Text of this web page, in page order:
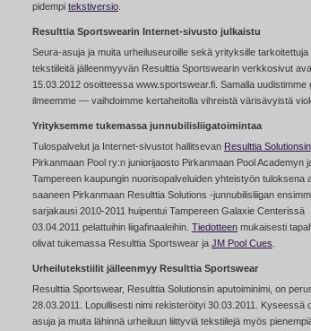
pidempi tekstiversio.
Resulttia Sportswearin Internet-sivusto julkaistu
Seura-asuja ja muita urheiluseuroille sekä yrityksille tarkoitettuja
tekstiileitä jälleenmyyvän Resulttia Sportswearin verkkosivut
15.03.2012 osoitteessa www.sportswear.fi. Samalla uudistimme
ilmeemme — vaihdoimme kertaheitolla vihreistä värisävyistä
Yrityksemme tukemassa junnubilisliigatoimintaa
Tulospalvelut ja Internet-sivustot hallitsevan Resulttia Solutionsin,
Pirkanmaan Pool ry:n juniorijaosto Pirkanmaan Pool Academyn
Tampereen kaupungin nuorisopalveluiden yhteistyön tuloksena
saaneen Pirkanmaan Resulttia Solutions -junnubilisliigan
sarjakausi 2010-2011 huipentui Tampereen Galaxie Centerissä
03.04.2011 pelattuihin liigafinaaleihin. Tiedotteenmukaisesti
olivat tukemassa Resulttia Sportswear ja JM Pool Cues
Urheilutekstiilit jälleenmyy Resulttia Sportswear
Resulttia Sportswear, Resulttia Solutionsin aputoiminimi, on
28.03.2011. Lopullisesti nimi rekisteröityi 30.03.2011. Kyseessä
asuja ja muita lähinnä urheiluun liittyviä tekstiilejä myös